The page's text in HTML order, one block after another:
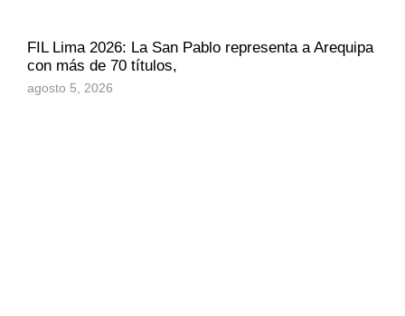
FIL Lima 2026: La San Pablo representa a Arequipa
con más de 70 títulos,
agosto 5, 2026